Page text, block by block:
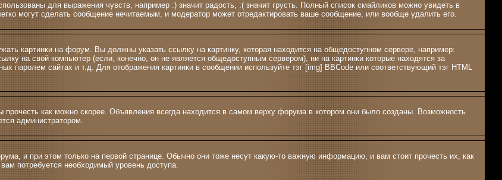
для выражения чувств, например :) значит радость, :( значит грусть. Полный список смайликов можно увидеть в
могут сделать сообщение нечитаемым, и модератор может отредактировать ваше сообщение, или вообще удалить его.
картинки на форум. Вы должны указать ссылку на картинку, которая находится на общедоступном сервере, например:
на свой компьютер (если, конечно, он не является общедоступным сервером), ни на картинки которые находятся за
паролем сайтах и т.д. Для отображения картинки в сообщении используйте тэг [img] BBCode или соответствующий тэг HTML
как можно скорее. Объявления всегда находится в самом верху форума в котором они было созданы. Возможность
администратором.
и при этом только на первой странице. Обычно они тоже несут какую-то важную информацию, и вам стоит прочесть их, как
потребуется необходимый уровень доступа.